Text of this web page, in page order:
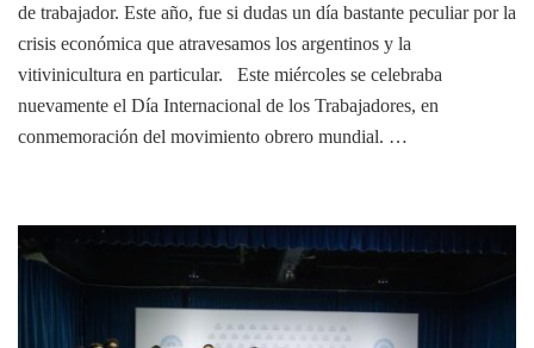
de trabajador. Este año, fue si dudas un día bastante peculiar por la
crisis económica que atravesamos los argentinos y la
vitivinicultura en particular. Este miércoles se celebraba
nuevamente el Día Internacional de los Trabajadores, en
conmemoración del movimiento obrero mundial. …